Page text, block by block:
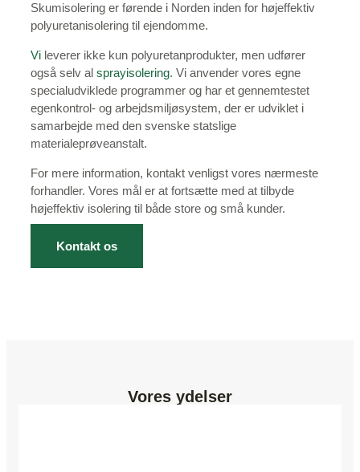
Skumisolering er førende i Norden inden for højeffektiv
polyuretanisolering til ejendomme.
Vi leverer ikke kun polyuretanprodukter, men udfører
også selv al sprayisolering. Vi anvender vores egne
specialudviklede programmer og har et gennemtestet
egenkontrol- og arbejdsmiljøsystem, der er udviklet i
samarbejde med den svenske statslige
materialeprøveanstalt.
For mere information, kontakt venligst vores nærmeste
forhandler. Vores mål er at fortsætte med at tilbyde
højeffektiv isolering til både store og små kunder.
Kontakt os
Vores ydelser